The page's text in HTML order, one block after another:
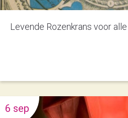
Levende Rozenkrans voor
6 sep